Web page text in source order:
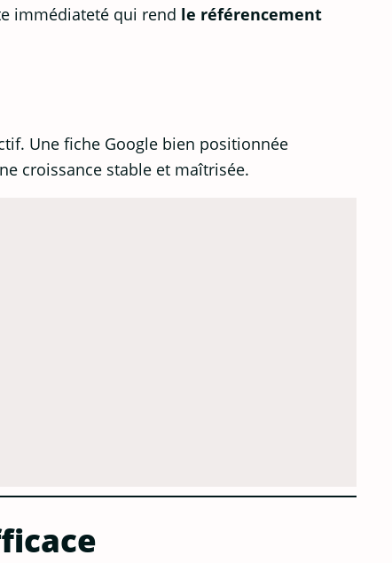
immédiateté qui rend le référencement
Une fiche Google bien positionnée
croissance stable et maîtrisée.